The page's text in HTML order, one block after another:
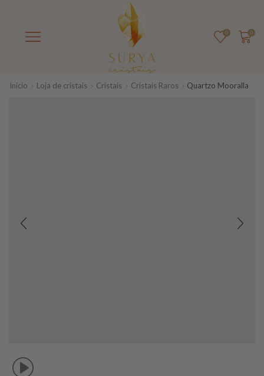
0 0
Início Loja de cristais Cristais Cristais Raros Quartzo Mooralla